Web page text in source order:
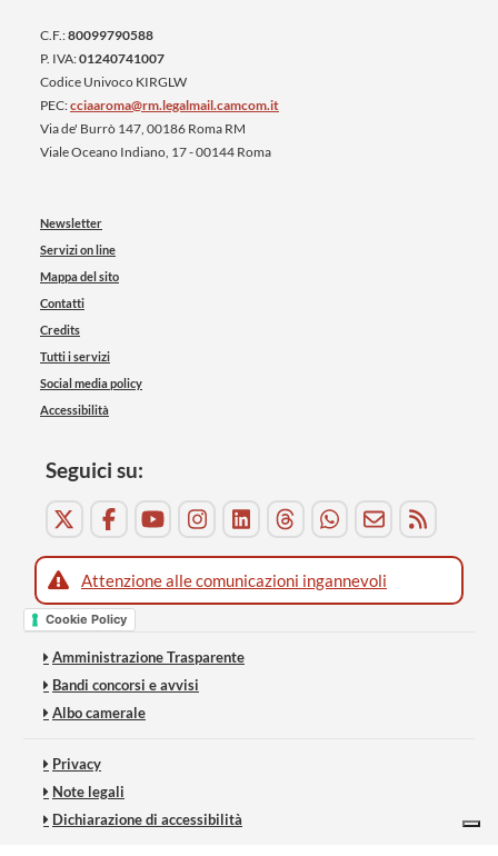
C.F.:80099790588
P. IVA:01240741007
Codice Univoco KIRGLW
PEC:cciaaroma@rm.legalmail.camcom.it
Via de' Burrò 147, 00186 Roma RM
Viale Oceano Indiano, 17 - 00144 Roma
Newsletter
Servizi on line
Mappa del sito
Contatti
Credits
Tutti i servizi
Social media policy
Accessibilità
Seguici su:
Attenzione alle comunicazioni ingannevoli
Cookie Policy
Amministrazione Trasparente
Bandi concorsi e avvisi
Albo camerale
Privacy
Note legali
Dichiarazione di accessibilità